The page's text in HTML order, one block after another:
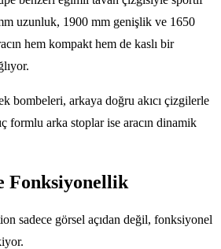
uzunluk, 1900 mm genişlik ve 1650
hem kompakt hem de kaslı bir
bombeleri, arkaya doğru akıcı çizgilerle
formlu arka stoplar ise aracın dinamik
Fonksiyonellik
sadece görsel açıdan değil, fonksiyonel